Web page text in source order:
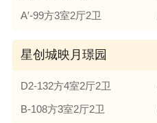
A′-99方3室2厅2卫
星创城映月璟园
D2-132方4室2厅2卫
B-108方3室2厅2卫